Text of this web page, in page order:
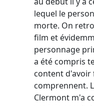
lequel le
morte. On
film et
personnage
a été compris
content d'avoir
comprennent.
Clermont m'a